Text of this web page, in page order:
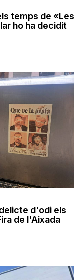
temps de «Les
ho ha decidit
d'odi els
de l'Aixada